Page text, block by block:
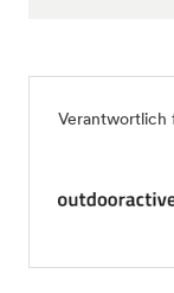
Verantwortlich